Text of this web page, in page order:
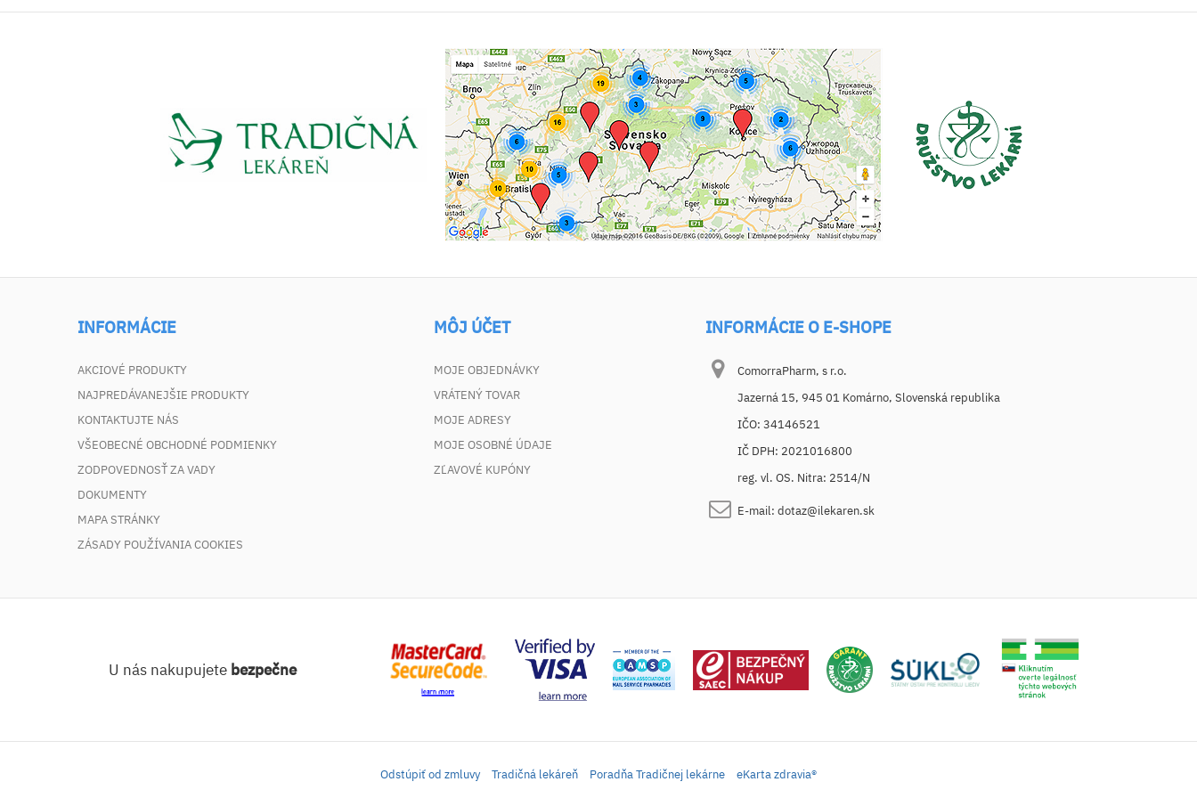
INFORMÁCIE
AKCIOVÉ PRODUKTY
NAJPREDÁVANEJŠIE PRODUKTY
KONTAKTUJTE NÁS
VŠEOBECNÉ OBCHODNÉ PODMIENKY
ZODPOVEDNOSŤ ZA VADY
DOKUMENTY
MAPA STRÁNKY
ZÁSADY POUŽÍVANIA COOKIES
MÔJ ÚČET
MOJE OBJEDNÁVKY
VRÁTENÝ TOVAR
MOJE ADRESY
MOJE OSOBNÉ ÚDAJE
ZĽAVOVÉ KUPÓNY
INFORMÁCIE O E-SHOPE
ComorraPharm, s r.o.
Jazerná 15, 945 01 Komárno, Slovenská republika
IČO: 34146521
IČ DPH: 2021016800
reg. vl. OS. Nitra: 2514/N
E-mail: dotaz@ilekaren.sk
U nás nakupujete bezpečne
Odstúpiť od zmluvy Tradičná lekáreň Poradňa Tradičnej lekárne eKarta zdravia®